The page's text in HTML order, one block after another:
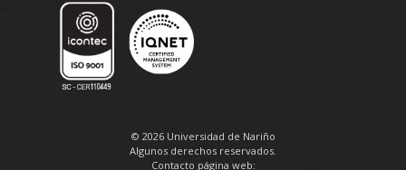
© 2026 Universidad de Nariño
Algunos derechos reservados.
Contacto página web: